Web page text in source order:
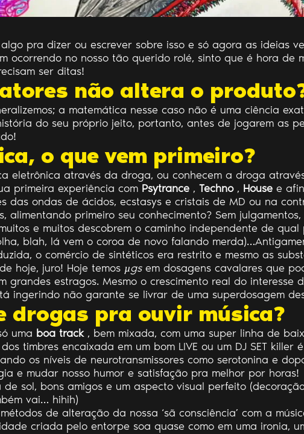
pra dizer ou escrever sobre isso e só agora as ideias
ocorrendo no nosso tão querido rolé, sinto que é hora de
ser ditas!
não altera o
a matemática nesse caso não é uma ciência
do seu próprio jeito, portanto, antes de jogarem as
o que vem primeiro?
eletrônica através da droga, ou conhecem a droga
primeira experiência com Psytrance, Techno, Housee
das ondas de ácidos, ecstasys e cristais de MD ou na
alimentando primeiro seu conhecimento? Sem
e muitos descobrem o caminho independente de
blah, lá vem o coroa de novo falando
o comércio de sintéticos era restrito e mesmo as
hoje, juro! Hoje temos µgsem dosagens cavalares que
grandes estragos. Mesmo o crescimento real do interesse
ingerindo não garante se livrar de uma superdosagem
drogas pra ouvir música?
uma boa track, bem mixada, com uma super linha de
timbres encaixada em um bom LIVE ou um DJ SET killer
os níveis de neurotransmissores como serotonina e
e mudar nosso humor e satisfação pra melhor por horas!
sol, bons amigos e um aspecto visual perfeito
vai… hihih)
de alteração da nossa ‘sã consciência’ com a
criada pelo entorpe soa quase como em uma ironia,